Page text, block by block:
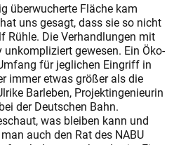
überwucherte Fläche kam
uns gesagt, dass sie so nicht
Rühle. Die Verhandlungen mit
gewesen. Ein Öko-
für jeglichen Eingriff in
immer etwas größer als die
Barleben, Projektingenieurin
der Deutschen Bahn.
was bleiben kann und
auch den Rat des NABU